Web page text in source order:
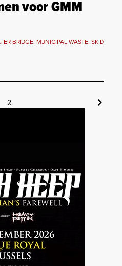
voor GMM
BRIDGE, MUNICIPAL WASTE, SKID
2